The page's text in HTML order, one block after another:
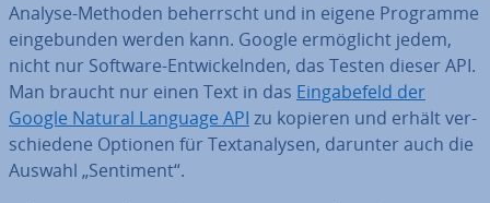
Analyse-Methoden be­herrscht und in eigene Programme
ein­ge­bun­den werden kann. Google er­mög­licht jedem,
nicht nur Software-Ent­wi­ckeln­den, das Testen dieser API.
Man braucht nur einen Text in das Ein­ga­be­feld der
Google Natural Language API zu kopieren und erhält ver­
schie­de­ne Optionen für Text­ana­ly­sen, darunter auch die
Auswahl „Sentiment“.